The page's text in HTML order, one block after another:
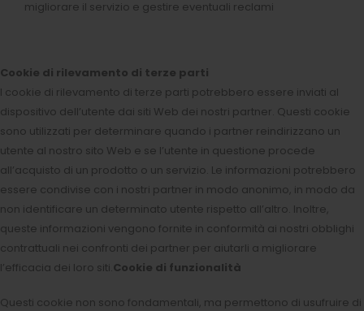
migliorare il servizio e gestire eventuali reclami
Cookie di rilevamento di terze parti
I cookie di rilevamento di terze parti potrebbero essere inviati al
dispositivo dell’utente dai siti Web dei nostri partner. Questi cookie
sono utilizzati per determinare quando i partner reindirizzano un
utente al nostro sito Web e se l’utente in questione procede
all’acquisto di un prodotto o un servizio. Le informazioni potrebbero
essere condivise con i nostri partner in modo anonimo, in modo da
non identificare un determinato utente rispetto all’altro. Inoltre,
queste informazioni vengono fornite in conformità ai nostri obblighi
contrattuali nei confronti dei partner per aiutarli a migliorare
l’efficacia dei loro siti. Cookie di funzionalità
Questi cookie non sono fondamentali, ma permettono di usufruire di